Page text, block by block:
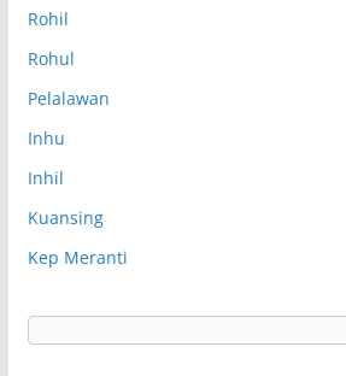
Rohil
Rohul
Pelalawan
Inhu
Inhil
Kuansing
Kep Meranti